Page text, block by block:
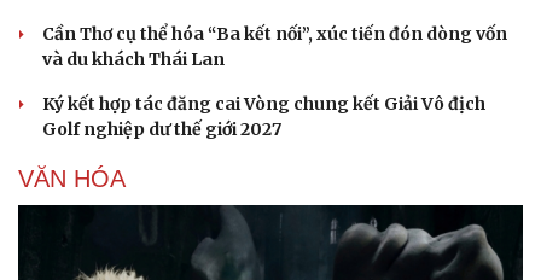
Cần Thơ cụ thể hóa “Ba kết nối”, xúc tiến đón dòng vốn
và du khách Thái Lan
Ký kết hợp tác đăng cai Vòng chung kết Giải Vô địch
Golf nghiệp dư thế giới 2027
VĂN HÓA